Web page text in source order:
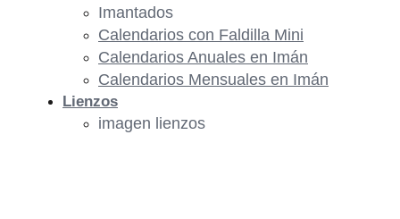
Imantados
Calendarios con Faldilla Mini
Calendarios Anuales en Imán
Calendarios Mensuales en Imán
Lienzos
imagen lienzos